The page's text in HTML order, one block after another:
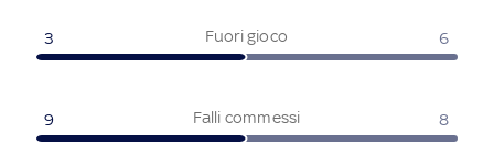
Fuori gioco
3 6
Falli commessi
9 8